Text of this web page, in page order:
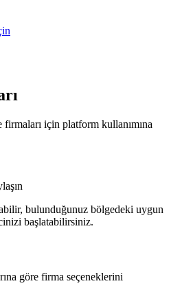
firmaları için platform kullanımına
bulunduğunuz bölgedeki uygun
başlatabilirsiniz.
göre firma seçeneklerini